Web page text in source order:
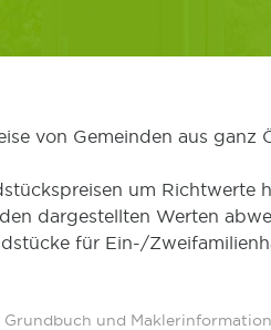
von Gemeinden aus ganz
um
dargestellten Werten
für Ein-/
Grundbuch und